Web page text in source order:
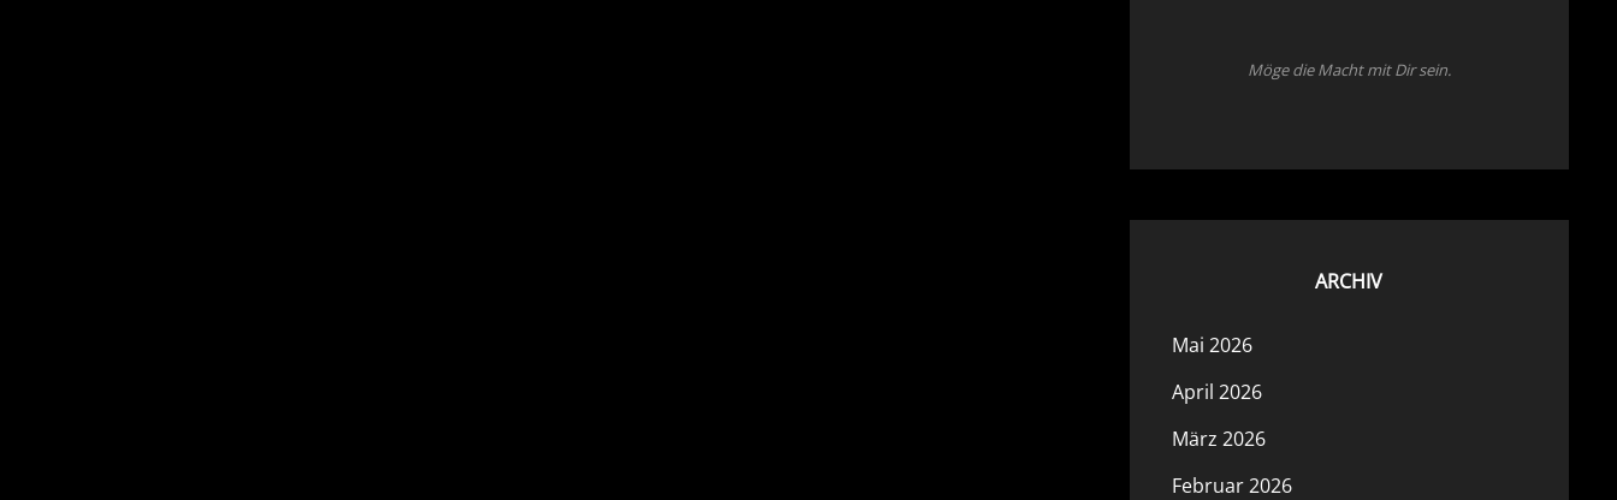
Möge die Macht mit Dir sein.
ARCHIV
Mai 2026
April 2026
März 2026
Februar 2026